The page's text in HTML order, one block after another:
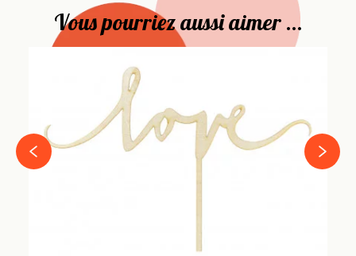
Vous pourriez aussi aimer ...
‹
›